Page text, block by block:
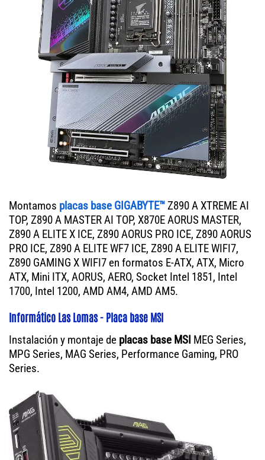
Montamos placas base GIGABYTE™Z890 A XTREME AI
TOP, Z890 A MASTER AI TOP, X870E AORUS MASTER,
Z890 A ELITE X ICE, Z890 AORUS PRO ICE, Z890 AORUS
PRO ICE, Z890 A ELITE WF7 ICE, Z890 A ELITE WIFI7,
Z890 GAMING X WIFI7 en formatos E-ATX, ATX, Micro
ATX, Mini ITX, AORUS, AERO, Socket Intel 1851, Intel
1700, Intel 1200, AMD AM4, AMD AM5.
Informático Las Lomas - Placa base MSI
Instalación y montaje de placas base MSI MEG Series,
MPG Series, MAG Series, Performance Gaming, PRO
Series.